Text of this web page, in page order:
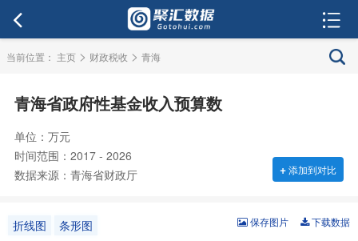
当前位置： 主页 > 财政税收 > 青海
青海省政府性基金收入预算数
单位：万元
时间范围：2017 - 2026
数据来源：青海省财政厅
+添加到对比
折线图 条形图 下载数据
保存图片